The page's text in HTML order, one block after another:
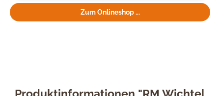
Zum Onlineshop ...
Produktinformationen "RM Wichtel